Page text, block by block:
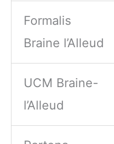
Formalis
Braine l’Alleud
UCM Braine-
l’Alleud